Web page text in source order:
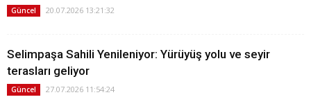
Güncel 20.07.2026 13:21:32
Selimpaşa Sahili Yenileniyor: Yürüyüş yolu ve seyir
terasları geliyor
Güncel 27.07.2026 11:54:24